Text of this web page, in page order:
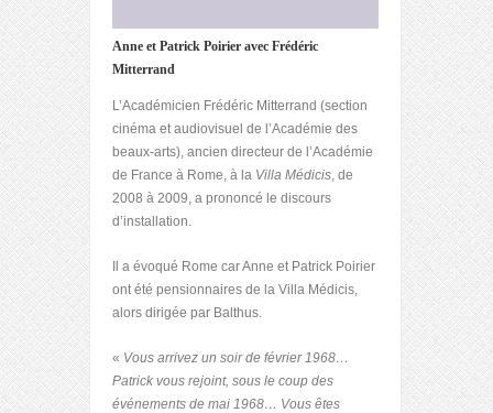
Anne et Patrick Poirier avec Frédéric
Mitterrand
L’Académicien Frédéric Mitterrand (section
cinéma et audiovisuel de l’Académie des
beaux-arts), ancien directeur de l’Académie
de France à Rome, à la Villa Médicis , de
2008 à 2009, a prononcé le discours
d’installation.
Il a évoqué Rome car Anne et Patrick Poirier
ont été pensionnaires de la Villa Médicis,
alors dirigée par Balthus.
« Vous arrivez un soir de février 1968…
Patrick vous rejoint, sous le coup des
événements de mai 1968… Vous êtes